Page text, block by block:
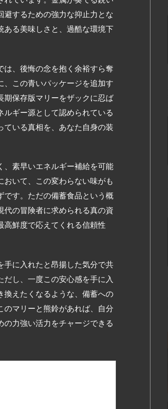
するための強力な抑止力とな
ある美味しさと、過酷な環境下
、後悔の念を抱く余裕すら奪
、この青いパッケージを追加す
期保存版マリーをザックに忍ば
ギー源として認められている
いる真相を、あなた自身の装
、素早いエネルギー補給を可能
いて、この変わらない味がも
です。ただの備蓄食品という概
の冒険者に求められる真の資
高鮮度で応えてくれる信頼性
手に入れたと昂揚した気分で共
し、一度この安心感を手に入
換えたくなるような、備蓄への
マリーと熊鈴があれば、自分
力強い活力をチャージできる